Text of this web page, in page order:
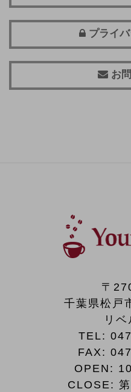
プライ
お
〒
千葉県松戸
リ
TEL:
FAX:
OPEN:
CLOSE: